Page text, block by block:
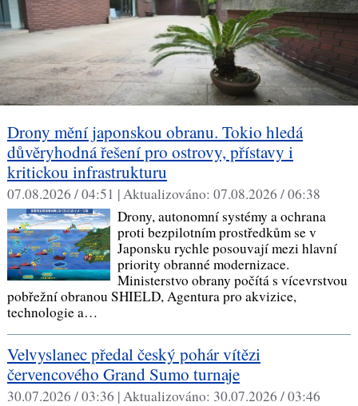
Drony mění japonskou obranu. Tokio hledá
důvěryhodná řešení pro ostrovy, přístavy i
kritickou infrastrukturu
07.08.2026 / 04:51 |Aktualizováno: 07.08.2026 / 06:38
Drony, autonomní systémy a ochrana
proti bezpilotním prostředkům se v
Japonsku rychle posouvají mezi hlavní
priority obranné modernizace.
Ministerstvo obrany počítá s vícevrstvou
pobřežní obranou SHIELD, Agentura pro akvizice,
technologie a…
Velvyslanec předal český pohár vítězi
červencového Grand Sumo turnaje
30.07.2026 / 03:36 |Aktualizováno: 30.07.2026 / 03:46